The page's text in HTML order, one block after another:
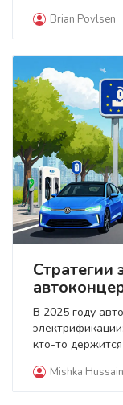
использовать.
Brian Povlsen
Стратегии
года
В 2025 году
кто-то
выбрать
Mishka Hussain